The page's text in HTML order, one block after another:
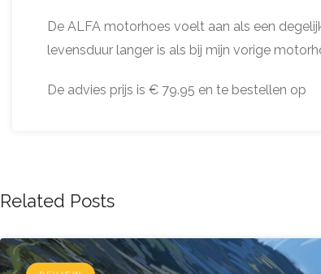
De ALFA motorhoes voelt aan als een
levensduur langer is als bij mijn vorige
De advies prijs is € 79.95 en te bestellen op
Related Posts